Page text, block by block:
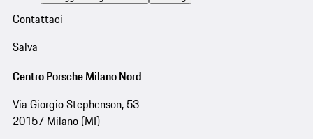
Contattaci
Salva
Centro Porsche Milano Nord
Via Giorgio Stephenson, 53
20157 Milano (MI)